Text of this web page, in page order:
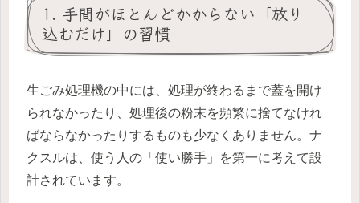
1. 手間がほとんどかからない「放り
込むだけ」の習慣
生ごみ処理機の中には、処理が終わるまで蓋を開け
られなかったり、処理後の粉末を頻繁に捨てなけれ
ばならなかったりするものも少なくありません。ナ
クスルは、使う人の「使い勝手」を第一に考えて設
計されています。